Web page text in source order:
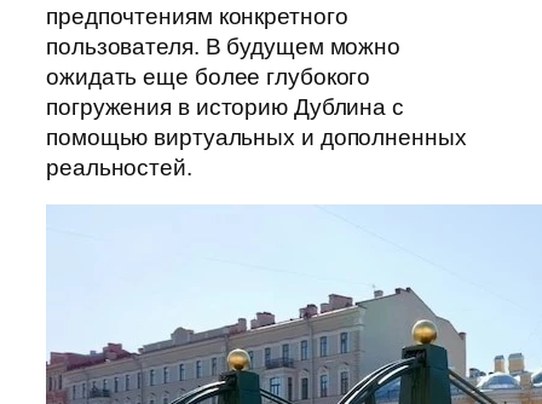
предпочтениям конкретного
пользователя. В будущем можно
ожидать еще более глубокого
погружения в историю Дублина с
помощью виртуальных и дополненных
реальностей.